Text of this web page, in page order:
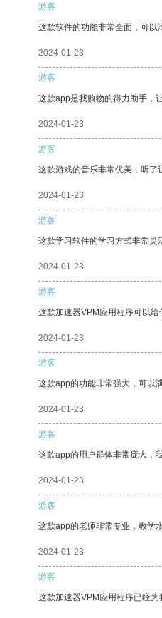
游客
这款软件的功能非常全面，可以
2024-01-23
游客
这款app是我购物的得力助手，
2024-01-23
游客
这款游戏的音乐非常优美，听了
2024-01-23
游客
这款学习软件的学习方式非常灵
2024-01-23
游客
这款加速器VPM应用程序可以给
2024-01-23
游客
这款app的功能非常强大，可以
2024-01-23
游客
这款app的用户群体非常庞大，
2024-01-23
游客
这款app的老师非常专业，教学
2024-01-23
游客
这款加速器VPM应用程序已经为